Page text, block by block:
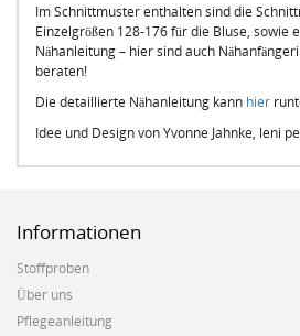
Im Schnittmuster enthalten sind die
Einzelgrößen 128-176 für die Bluse, sowie
Nähanleitung – hier sind auch
beraten!
Die detaillierte Nähanleitung kann hier
Idee und Design von Yvonne Jahnke, leni
Informationen
Stoffproben
Über uns
Pflegeanleitung